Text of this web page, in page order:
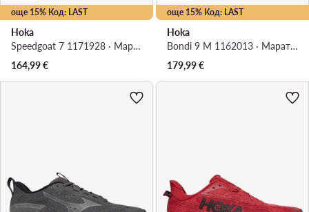
още 15% Код: LAST
Hoka
Speedgoat 7 1171928 · Маратонки за бягане
164,99€
още 15% Код: LAST
Hoka
Bondi 9 M 1162013 · Маратонки за бягане
179,99€